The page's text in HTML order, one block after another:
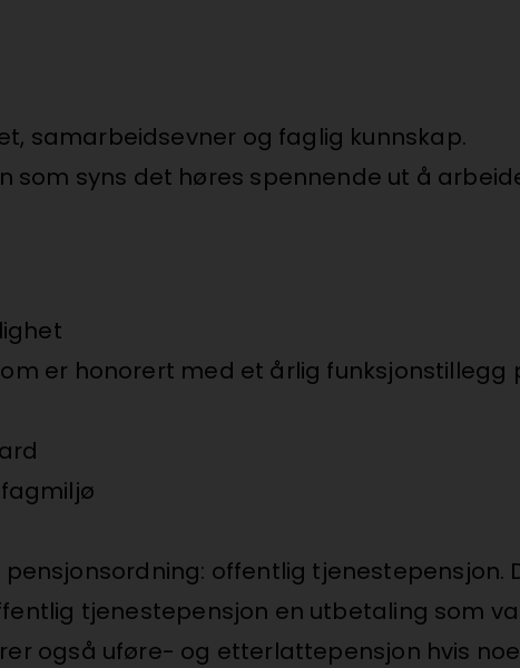
samarbeidsevner og faglig kunnskap.
syns det høres spennende ut å
er honorert med et årlig funksjonstillegg
offentlig tjenestepensjon.
tjenestepensjon en utbetaling som
også uføre- og etterlattepensjon hvis